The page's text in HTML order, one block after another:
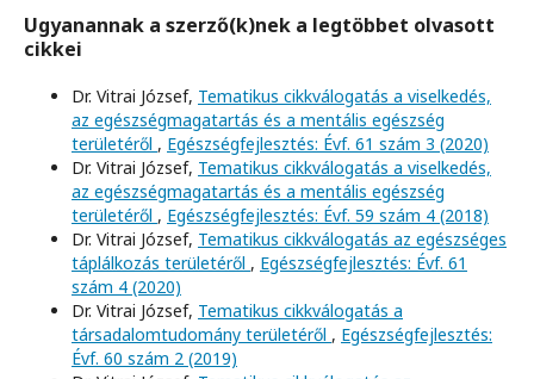
Ugyanannak a szerző(k)nek a legtöbbet olvasott
cikkei
Dr. Vitrai József, Tematikus cikkválogatás a viselkedés,
az egészségmagatartás és a mentális egészség
területéről , Egészségfejlesztés: Évf. 61 szám 3 (2020)
Dr. Vitrai József, Tematikus cikkválogatás a viselkedés,
az egészségmagatartás és a mentális egészség
területéről , Egészségfejlesztés: Évf. 59 szám 4 (2018)
Dr. Vitrai József, Tematikus cikkválogatás az egészséges
táplálkozás területéről , Egészségfejlesztés: Évf. 61
szám 4 (2020)
Dr. Vitrai József, Tematikus cikkválogatás a
társadalomtudomány területéről , Egészségfejlesztés:
Évf. 60 szám 2 (2019)